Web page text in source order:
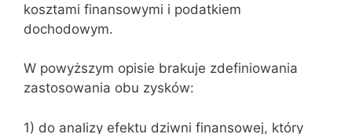
kosztami finansowymi i podatkiem
dochodowym.
W powyższym opisie brakuje zdefiniowania
zastosowania obu zysków:
1) do analizy efektu dziwni finansowej, który